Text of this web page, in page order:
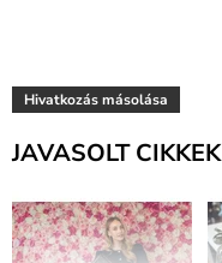
Hivatkozás másolása
JAVASOLT CIKKEK